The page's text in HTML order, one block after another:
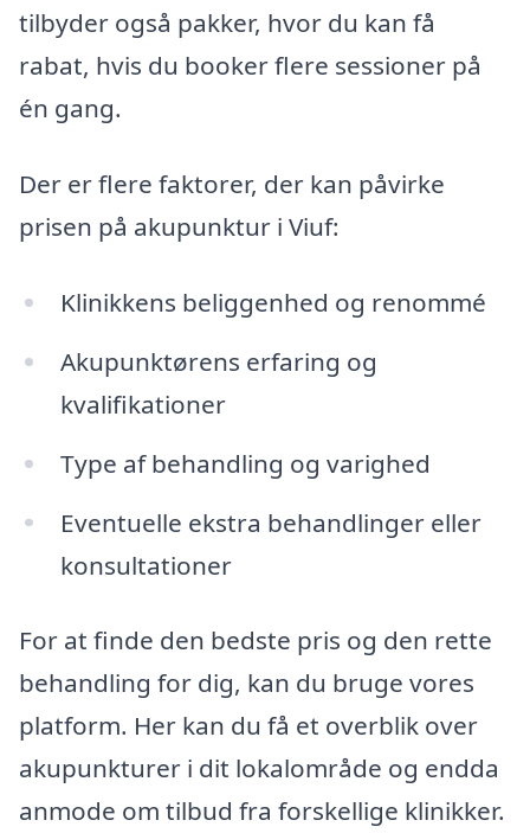
tilbyder også pakker, hvor du kan få
rabat, hvis du booker flere sessioner på
én gang.
Der er flere faktorer, der kan påvirke
prisen på akupunktur i Viuf:
Klinikkens beliggenhed og renommé
Akupunktørens erfaring og
kvalifikationer
Type af behandling og varighed
Eventuelle ekstra behandlinger eller
konsultationer
For at finde den bedste pris og den rette
behandling for dig, kan du bruge vores
platform. Her kan du få et overblik over
akupunkturer i dit lokalområde og endda
anmode om tilbud fra forskellige klinikker.